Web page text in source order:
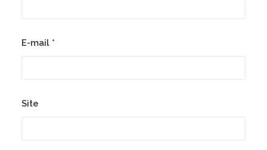
E-mail *
Site